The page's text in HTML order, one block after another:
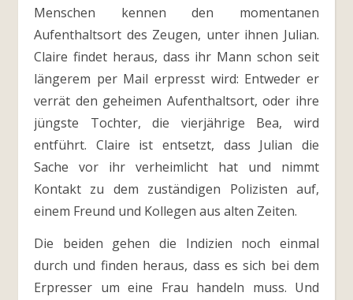
Menschen kennen den momentanen
Aufenthaltsort des Zeugen, unter ihnen Julian.
Claire findet heraus, dass ihr Mann schon seit
längerem per Mail erpresst wird: Entweder er
verrät den geheimen Aufenthaltsort, oder ihre
jüngste Tochter, die vierjährige Bea, wird
entführt. Claire ist entsetzt, dass Julian die
Sache vor ihr verheimlicht hat und nimmt
Kontakt zu dem zuständigen Polizisten auf,
einem Freund und Kollegen aus alten Zeiten.
Die beiden gehen die Indizien noch einmal
durch und finden heraus, dass es sich bei dem
Erpresser um eine Frau handeln muss. Und